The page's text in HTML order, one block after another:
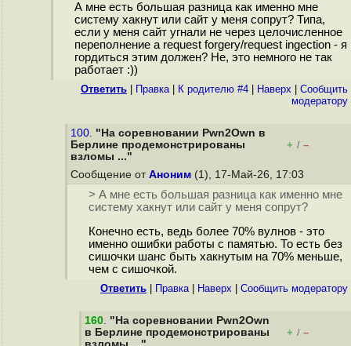
А мне есть большая разница как именно мне
систему хакнут или сайт у меня сопрут? Типа,
если у меня сайт угнали не через целочисленное
переполнение а request forgery/request ingection - я
гордиться этим должен? Не, это немного не так
работает :))
Ответить Правка| К родителю #4 Наверх
Cообщить
модератору
100. "На соревновании Pwn2Own в
Берлине продемонстрированы
взломы ..."
+ / –
Сообщение от Аноним (1), 17-Май-26, 17:03
> А мне есть большая разница как именно мне
систему хакнут или сайт у меня сопрут?
Конечно есть, ведь более 70% вулнов - это
именно ошибки работы с памятью. То есть без
сишочки шанс быть хакнутым на 70% меньше,
чем с сишочкой.
Ответить Правка| Наверх Cообщить модератору
160. "На соревновании Pwn2Own
в Берлине продемонстрированы
+ / –